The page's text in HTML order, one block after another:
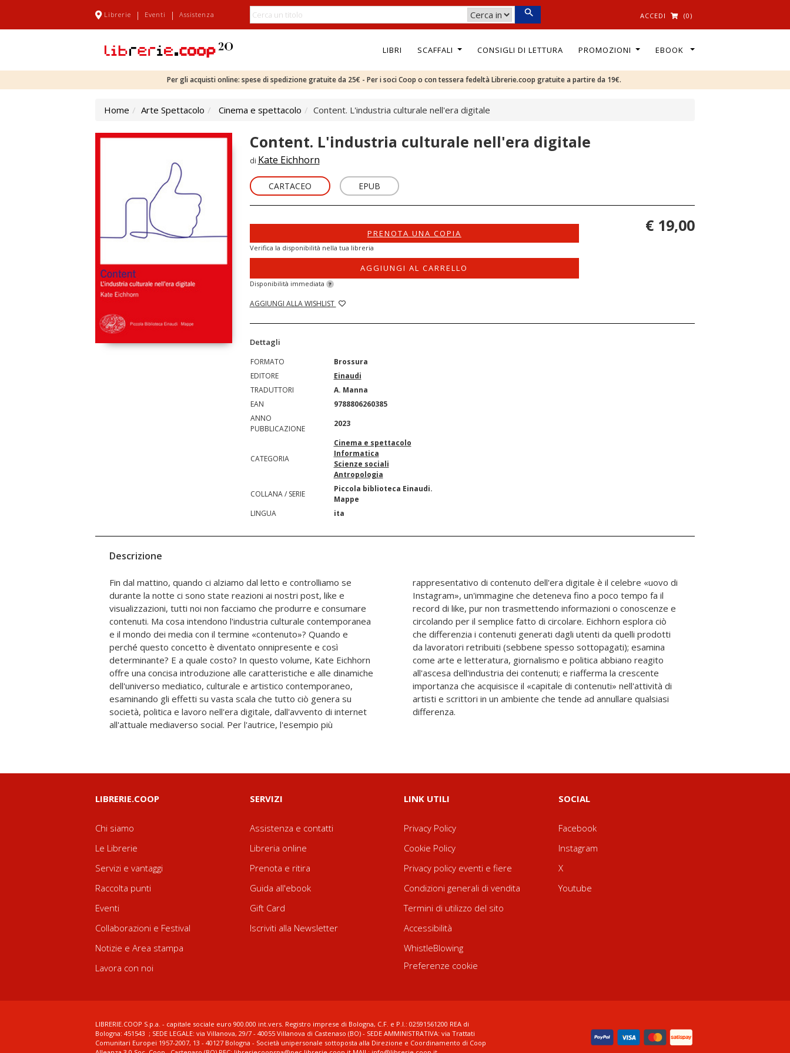
Librerie | Eventi | Assistenza ACCEDI (0)
LIBRI SCAFFALI CONSIGLI DI LETTURA PROMOZIONI EBOOK
Per gli acquisti online: spese di spedizione gratuite da 25€ - Per i soci Coop o con tessera fedeltà Librerie.coop gratuite a partire da 19€.
Home Arte Spettacolo Cinema e spettacolo Content. L'industria culturale nell'era digitale
Content. L'industria culturale nell'era digitale
di Kate Eichhorn
CARTACEO EPUB
PRENOTA UNA COPIA
Verifica la disponibilità nella tua libreria
AGGIUNGI AL CARRELLO
Disponibilità immediata ?
AGGIUNGI ALLA WISHLIST
€ 19,00
Dettagli
FORMATO
Brossura
EDITORE
Einaudi
TRADUTTORI
A. Manna
EAN
9788806260385
ANNO
PUBBLICAZIONE
2023
CATEGORIA
Cinema e spettacolo
Informatica
Scienze sociali
Antropologia
COLLANA / SERIE
Piccola biblioteca Einaudi.
Mappe
LINGUA
ita
Descrizione
Fin dal mattino, quando ci alziamo dal letto e controlliamo se
durante la notte ci sono state reazioni ai nostri post, like e
visualizzazioni, tutti noi non facciamo che produrre e consumare
contenuti. Ma cosa intendono l'industria culturale contemporanea
e il mondo dei media con il termine «contenuto»? Quando e
perché questo concetto è diventato onnipresente e così
determinante? E a quale costo? In questo volume, Kate Eichhorn
offre una concisa introduzione alle caratteristiche e alle dinamiche
dell'universo mediatico, culturale e artistico contemporaneo,
esaminando gli effetti su vasta scala che tutto ciò genera su
società, politica e lavoro nell'era digitale, dall'avvento di internet
all'attuale mediaverso social. Per l'autrice, l'esempio più
rappresentativo di contenuto dell'era digitale è il celebre «uovo di
Instagram», un'immagine che deteneva fino a poco tempo fa il
record di like, pur non trasmettendo informazioni o conoscenze e
circolando per il semplice fatto di circolare. Eichhorn esplora ciò
che differenzia i contenuti generati dagli utenti da quelli prodotti
da lavoratori retribuiti (sebbene spesso sottopagati); esamina
come arte e letteratura, giornalismo e politica abbiano reagito
all'ascesa dell'industria dei contenuti; e riafferma la crescente
importanza che acquisisce il «capitale di contenuti» nell'attività di
artisti e scrittori in un ambiente che tende ad annullare qualsiasi
differenza.
LIBRERIE.COOP
Chi siamo
Le Librerie
Servizi e vantaggi
Raccolta punti
Eventi
Collaborazioni e Festival
Notizie e Area stampa
Lavora con noi
SERVIZI
Assistenza e contatti
Libreria online
Prenota e ritira
Guida all'ebook
Gift Card
Iscriviti alla Newsletter
LINK UTILI
Privacy Policy
Cookie Policy
Privacy policy eventi e fiere
Condizioni generali di vendita
Termini di utilizzo del sito
Accessibilità
WhistleBlowing
Preferenze cookie
SOCIAL
Facebook
Instagram
X
Youtube
LIBRERIE.COOP S.p.a. - capitale sociale euro 900.000 int.vers. Registro imprese di Bologna, C.F. e P.I.: 02591561200 REA di
Bologna: 451543 ; SEDE LEGALE: via Villanova, 29/7 - 40055 Villanova di Castenaso (BO) - SEDE AMMINISTRATIVA: via Trattati
Comunitari Europei 1957-2007, 13 - 40127 Bologna - Società unipersonale sottoposta alla Direzione e Coordinamento di Coop